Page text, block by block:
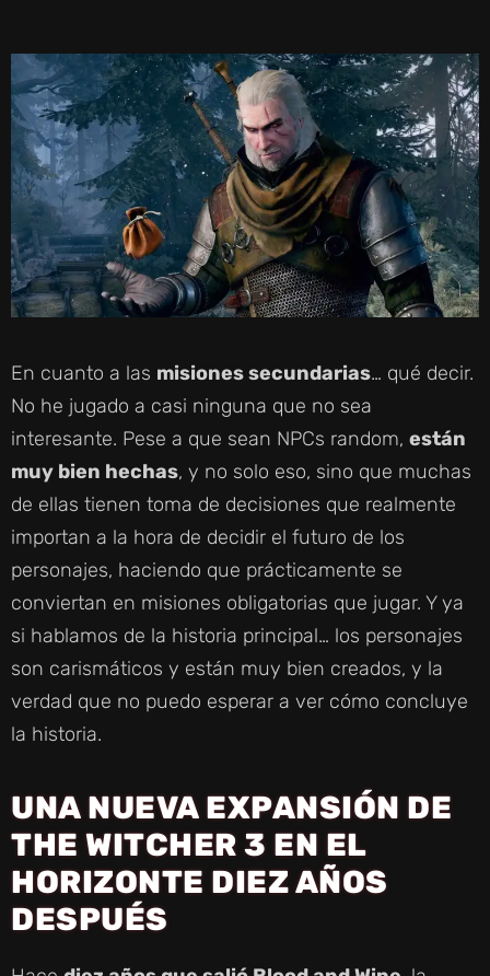
En cuanto a las misiones secundarias… qué decir.
No he jugado a casi ninguna que no sea
interesante. Pese a que sean NPCs random, están
muy bien hechas, y no solo eso, sino que muchas
de ellas tienen toma de decisiones que realmente
importan a la hora de decidir el futuro de los
personajes, haciendo que prácticamente se
conviertan en misiones obligatorias que jugar. Y ya
si hablamos de la historia principal… los personajes
son carismáticos y están muy bien creados, y la
verdad que no puedo esperar a ver cómo concluye
la historia.
UNA NUEVA EXPANSIÓN DE
THE WITCHER 3 EN EL
HORIZONTE DIEZ AÑOS
DESPUÉS